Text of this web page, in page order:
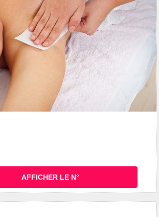
AFFICHER LE N°